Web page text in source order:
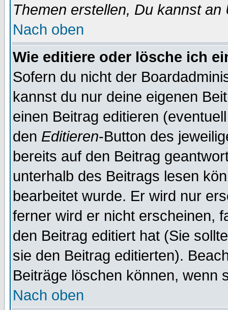
Themen erstellen, Du kannst
Nach oben
Wie editiere oder lösche ich
Sofern du nicht der
kannst du nur deine eigenen
einen Beitrag editieren
den Editieren-Button des
bereits auf den Beitrag
unterhalb des Beitrags lesen
bearbeitet wurde. Er wird nur
ferner wird er nicht erscheinen,
den Beitrag editiert hat (Sie
sie den Beitrag editierten).
Beiträge löschen können, wenn
Nach oben